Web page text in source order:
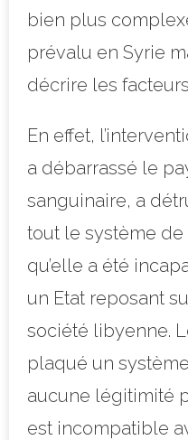
bien plus
prévalu en Syrie
décrire les
En effet,
a débarrassé le
sanguinaire, a
tout le système
qu’elle a été
un Etat reposant
société libyenne.
plaqué un
aucune légitimité
est incompatible